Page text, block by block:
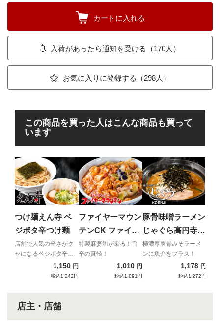
カートに入れる
入荷があったら通知を受ける（170人）
お気に入りに登録する（298人）
この商品を買った人はこんな商品も買って
います
つけ麺えん寺 ベ
ジポタ辛つけ麺
店舗で人気の辛さがク
セになるベジポタ辛つ
1,150 円
税込1,242円
ファイヤーマウン
テンCK ファイヤ
ー味噌タンメン
特製麻婆餡が乗る！旨
辛の真髄！
1,010 円
税込1,091円
豚骨味噌ラーメン
じゃぐら高円寺
濃厚魚介豚骨みそ
ラーメン
極濃厚豚骨みそラーメ
ンに魚介をプラス！
1,178 円
税込1,272円
店主・店舗